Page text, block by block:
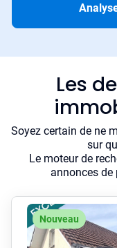
Les
Soyez certain de ne
sur
Le moteur de
annonces
Nouveau